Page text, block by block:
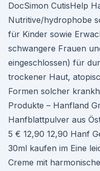
DocSimon CutisHelp
Nutritive/hydrophobe
für Kinder sowie
schwangere Frauen
eingeschlossen) für
trockener Haut,
Formen solcher
Produkte – Hanfland
Hanfblattpulver aus
5 € 12,90 12,90 Hanf
30ml kaufen im Eine
Creme mit